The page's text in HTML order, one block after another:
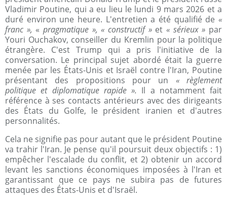
Vladimir Poutine, qui a eu lieu le lundi 9 mars 2026 et a
duré environ une heure. L'entretien a été qualifié de «
franc », «pragmatique », « constructif » et « sérieux » par
Youri Ouchakov, conseiller du Kremlin pour la politique
étrangère. C'est Trump qui a pris l'initiative de la
conversation. Le principal sujet abordé était la guerre
menée par les États-Unis et Israël contre l'Iran, Poutine
présentant des propositions pour un « règlement
politique et diplomatique rapide ». Il a notamment fait
référence à ses contacts antérieurs avec des dirigeants
des États du Golfe, le président iranien et d'autres
personnalités.
Cela ne signifie pas pour autant que le président Poutine
va trahir l'Iran. Je pense qu'il poursuit deux objectifs : 1)
empêcher l'escalade du conflit, et 2) obtenir un accord
levant les sanctions économiques imposées à l'Iran et
garantissant que ce pays ne subira pas de futures
attaques des États-Unis et d'Israël.